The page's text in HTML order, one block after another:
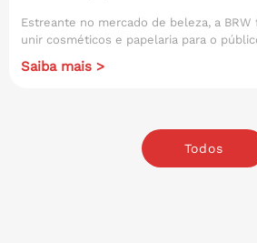
Estreante no mercado de beleza, a
unir cosméticos e papelaria para o
Saiba mais >
Todos